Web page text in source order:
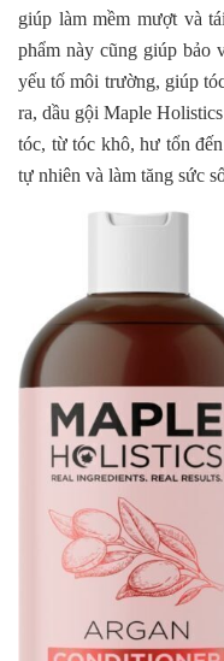
giúp làm mềm mượt và
phẩm này cũng giúp bảo
yếu tố môi trường, giúp
ra, dầu gội Maple
tóc, từ tóc khô, hư tổn
tự nhiên và làm tăng sức